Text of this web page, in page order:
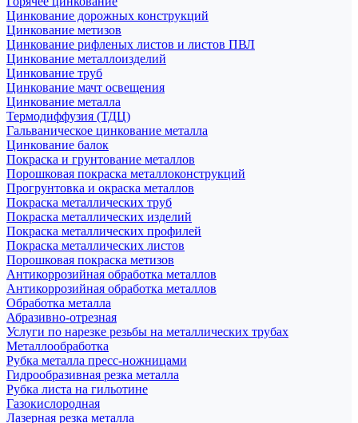
Цинкование дорожных конструкций
Цинкование метизов
Цинкование рифленых листов и листов ПВЛ
Цинкование металлоизделий
Цинкование труб
Цинкование мачт освещения
Цинкование металла
Термодиффузия (ТДЦ)
Гальваническое цинкование металла
Цинкование балок
Покраска и грунтование металлов
Порошковая покраска металлоконструкций
Прогрунтовка и окраска металлов
Покраска металлических труб
Покраска металлических изделий
Покраска металлических профилей
Покраска металлических листов
Порошковая покраска метизов
Антикоррозийная обработка металлов
Антикоррозийная обработка металлов
Обработка металла
Абразивно-отрезная
Услуги по нарезке резьбы на металлических трубах
Металлообработка
Рубка металла пресс-ножницами
Гидрообразивная резка металла
Рубка листа на гильотине
Газокислородная
Лазерная резка металла